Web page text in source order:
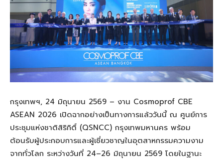
กรุงเทพฯ, 24 มิถุนายน 2569 – งาน Cosmoprof CBE
ASEAN 2026 เปิดฉากอย่างเป็นทางการแล้ววันนี้ ณ ศูนย์การ
ประชุมแห่งชาติสิริกิติ์ (QSNCC) กรุงเทพมหานคร พร้อม
ต้อนรับผู้ประกอบการและผู้เชี่ยวชาญในอุตสาหกรรมความงาม
จากทั่วโลก ระหว่างวันที่ 24–26 มิถุนายน 2569 โดยในฐานะ